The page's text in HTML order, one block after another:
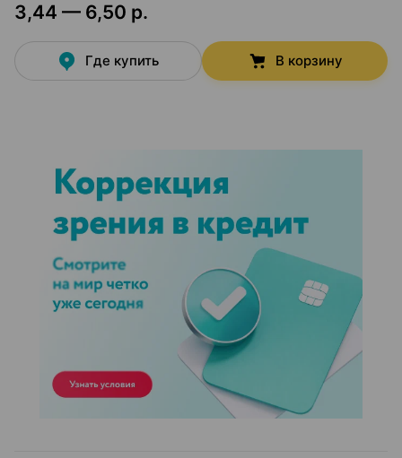
3,44 — 6,50 р.
Где купить В корзину